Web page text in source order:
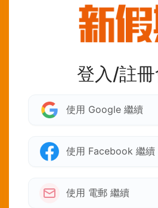
登入/註冊
使用 Google 繼續
使用 Facebook 繼續
使用 電郵 繼續